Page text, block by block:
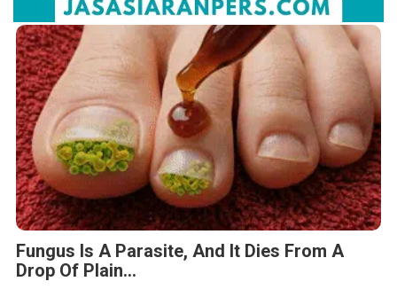
Fungus Is A Parasite, And It Dies From A
Drop Of Plain...